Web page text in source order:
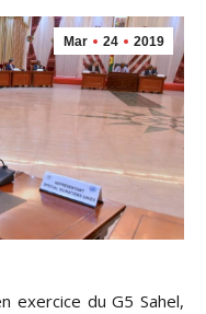
Mar 24 2019
exercice du G5 Sahel,